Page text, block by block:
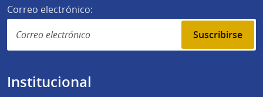
Correo electrónico:
Suscribirse
Institucional